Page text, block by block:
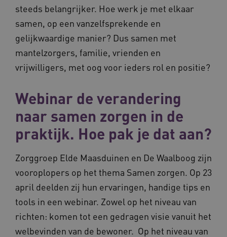
steeds belangrijker. Hoe werk je met elkaar
samen, op een vanzelfsprekende en
gelijkwaardige manier? Dus samen met
mantelzorgers, familie, vrienden en
vrijwilligers, met oog voor ieders rol en positie?
Webinar de verandering
naar samen zorgen in de
praktijk. Hoe pak je dat aan?
Zorggroep Elde Maasduinen en De Waalboog zijn
vooroplopers op het thema Samen zorgen. Op 23
april deelden zij hun ervaringen, handige tips en
tools in een webinar. Zowel op het niveau van
richten: komen tot een gedragen visie vanuit het
welbevinden van de bewoner. Op het niveau van